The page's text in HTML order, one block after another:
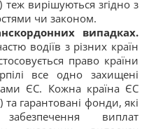
вирішуються згідно з
чи законом.
випадках.
водіїв з різних країн
право країни
все одно захищені
ЄС. Кожна країна ЄС
гарантовані фонди, які
виплат